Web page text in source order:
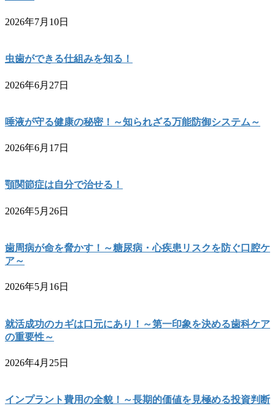
2026年7月10日
虫歯ができる仕組みを知る！
2026年6月27日
唾液が守る健康の秘密！～知られざる万能防御システム～
2026年6月17日
顎関節症は自分で治せる！
2026年5月26日
歯周病が命を脅かす！～糖尿病・心疾患リスクを防ぐ口腔ケ
ア～
2026年5月16日
就活成功のカギは口元にあり！～第一印象を決める歯科ケア
の重要性～
2026年4月25日
インプラント費用の全貌！～長期的価値を見極める投資判断